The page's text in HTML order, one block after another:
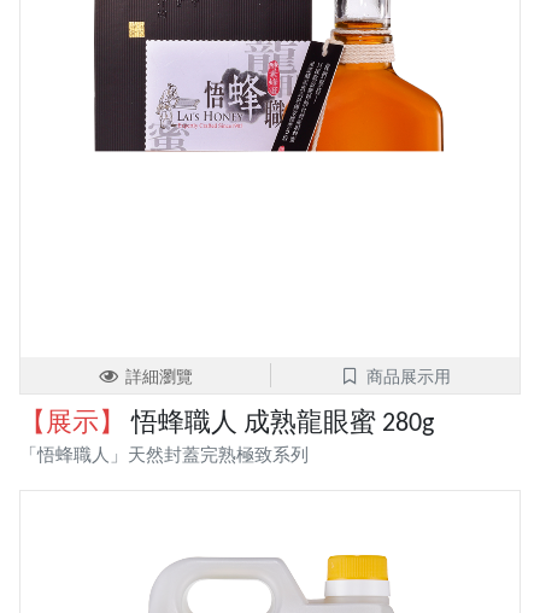
詳細瀏覽 商品展示用
【展示】 悟蜂職人 成熟龍眼蜜 280g
「悟蜂職人」天然封蓋完熟極致系列